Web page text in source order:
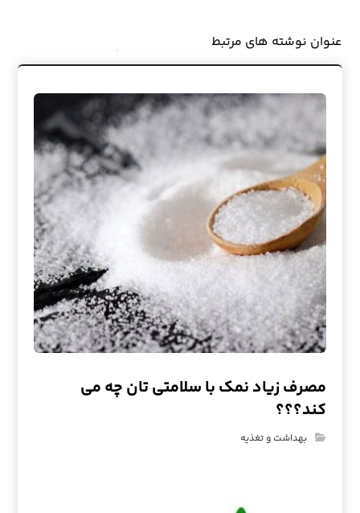
عنوان ‫نوشته های مرتبط
مصرف زیاد نمک با سلامتی تان چه می
کند؟؟؟
بهداشت و تغذیه